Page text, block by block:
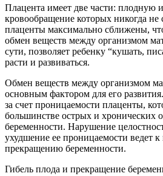
Плацента имеет две части: плодную
кровообращение которых никогда не
плаценты максимально сближены,
обмен веществ между организмом
сути, позволяет ребенку “кушать,
расти и развиваться.
Обмен веществ между организмом
основным фактором для его
за счет проницаемости плаценты,
большинстве острых и хронических
беременности. Нарушение
ухудшение ее проницаемости ведет
прекращению беременности.
Гибель плода и прекращение